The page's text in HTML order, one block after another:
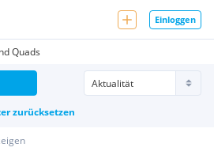
Einloggen
Quads
zurücksetzen